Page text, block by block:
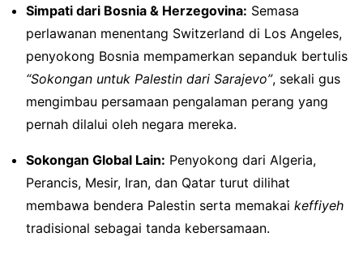
Simpati dari Bosnia & Herzegovina: Semasa
perlawanan menentang Switzerland di Los Angeles,
penyokong Bosnia mempamerkan sepanduk bertulis
“Sokongan untuk Palestin dari Sarajevo”, sekali gus
mengimbau persamaan pengalaman perang yang
pernah dilalui oleh negara mereka.
Sokongan Global Lain: Penyokong dari Algeria,
Perancis, Mesir, Iran, dan Qatar turut dilihat
membawa bendera Palestin serta memakai keffiyeh
tradisional sebagai tanda kebersamaan.